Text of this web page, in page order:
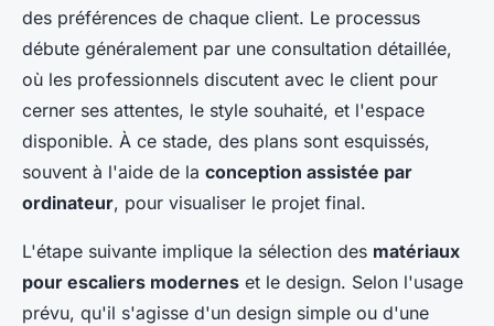
des préférences de chaque client. Le processus
débute généralement par une consultation détaillée,
où les professionnels discutent avec le client pour
cerner ses attentes, le style souhaité, et l'espace
disponible. À ce stade, des plans sont esquissés,
souvent à l'aide de la conception assistée par
ordinateur, pour visualiser le projet final.
L'étape suivante implique la sélection des matériaux
pour escaliers modernes et le design. Selon l'usage
prévu, qu'il s'agisse d'un design simple ou d'une